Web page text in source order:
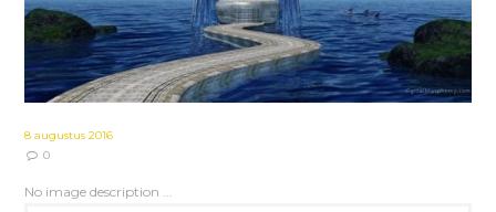
8 augustus 2016
0
No image description ...